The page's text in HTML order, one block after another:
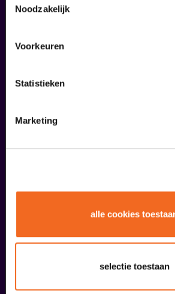
Noodzakelijk
Voorkeuren
Statistieken
Marketing
alle cookies
selectie toestaan
20